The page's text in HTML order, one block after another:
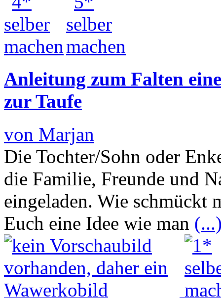
Anleitung zum Falten
zur Taufe
von Marjan
Die Tochter/Sohn oder
die Familie, Freunde und
eingeladen. Wie schmückt
Euch eine Idee wie man